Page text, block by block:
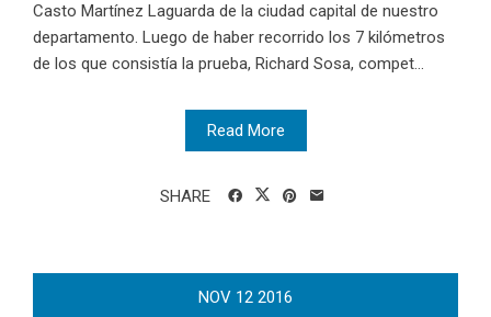
Casto Martínez Laguarda de la ciudad capital de nuestro
departamento. Luego de haber recorrido los 7 kilómetros
de los que consistía la prueba, Richard Sosa, compet...
Read More
SHARE
NOV 12 2016